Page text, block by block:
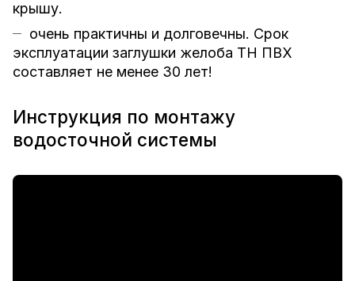
крышу.
очень практичны и долговечны. Срок
эксплуатации заглушки желоба ТН ПВХ
составляет не менее 30 лет!
Инструкция по монтажу
водосточной системы